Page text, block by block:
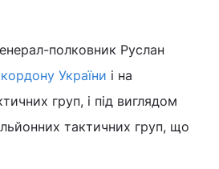
полковник Руслан
України і на
груп, і під виглядом
тактичних груп, що